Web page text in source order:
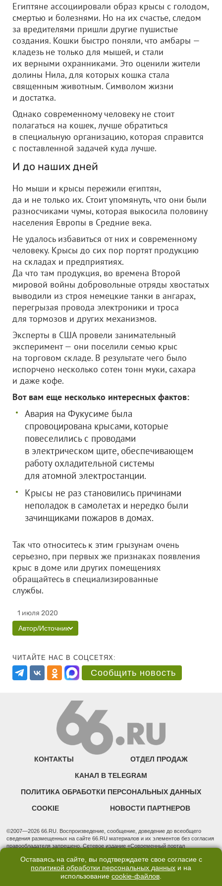
Египтяне ассоциировали образ крысы с голодом,
смертью и болезнями. Но на их счастье, следом
за вредителями пришли другие пушистые
создания. Кошки быстро поняли, что амбары —
кладезь не только для мышей, и стали
их верными охранниками. Это оценили жители
долины Нила, для которых кошка стала
священным животным. Символом жизни
и достатка.
Однако современному человеку не стоит
полагаться на кошек, лучше обратиться
в специальную организацию, которая справится
с поставленной задачей куда лучше.
И до наших дней
Но мыши и крысы пережили египтян,
да и не только их. Стоит упомянуть, что они были
разносчиками чумы, которая выкосила половину
населения Европы в Средние века.
Не удалось избавиться от них и современному
человеку. Крысы до сих пор портят продукцию
на складах и предприятиях.
Да что там продукция, во времена Второй
мировой войны добровольные отряды хвостатых
выводили из строя немецкие танки в ангарах,
перегрызая провода электроники и троса
для тормозов и других механизмов.
Эксперты в США провели занимательный
эксперимент — они поселили семью крыс
на торговом складе. В результате чего было
испорчено несколько сотен тонн муки, сахара
и даже кофе.
Вот вам еще несколько интересных фактов:
Авария на Фукусиме была
спровоцирована крысами, которые
повеселились с проводами
в электрическом щите, обеспечивающем
работу охладительной системы
для атомной электростанции.
Крысы не раз становились причинами
неполадок в самолетах и нередко были
зачинщиками пожаров в домах.
Так что относитесь к этим грызунам очень
серьезно, при первых же признаках появления
крыс в доме или других помещениях
обращайтесь в специализированные
службы.
1 июля 2020
Автор/Источник
ЧИТАЙТЕ НАС В СОЦСЕТЯХ:
Сообщить новость
КОНТАКТЫ ОТДЕЛ ПРОДАЖ
КАНАЛ В TELEGRAM
ПОЛИТИКА ОБРАБОТКИ ПЕРСОНАЛЬНЫХ ДАННЫХ
COOKIE НОВОСТИ ПАРТНЕРОВ
©2007—2026 66.RU. Воспроизведение, сообщение, доведение до всеобщего
сведения размещенных на сайте 66.RU материалов и их элементов без согласия
правообладателя запрещено. Сетевое издание «Современный портал
надзору в сфере связи, информационных технологий и массовых коммуникаций
(Роскомнадзор). Регистрационный номер ЭЛ № ФС 77 - 76634 от 02.09.2019
Учредитель: Общество с ограниченной ответственностью "66.ру". Юридический
Оставаясь на сайте, вы подтверждаете свое согласие с
политикой обработки персональных данных и на
использование cookie-файлов.